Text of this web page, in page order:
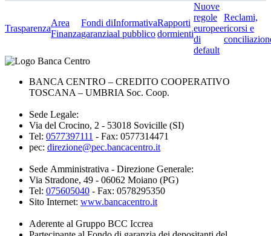
Trasparenza
Area
Finanza
Fondi di
garanzia
Informativa
al pubblico
Rapporti
dormienti
Nuove
regole
europee
di
default
Reclami,
ricorsi e
BANCA CENTRO – CREDITO COOPERATIVO
TOSCANA – UMBRIA Soc. Coop.
Sede Legale:
Via del Crocino, 2 - 53018 Sovicille (SI)
Tel: 0577397111 - Fax: 0577314471
pec: direzione@pec.bancacentro.it
Sede Amministrativa - Direzione Generale:
Via Stradone, 49 - 06062 Moiano (PG)
Tel: 075605040 - Fax: 0578295350
Sito Internet: www.bancacentro.it
Aderente al Gruppo BCC Iccrea